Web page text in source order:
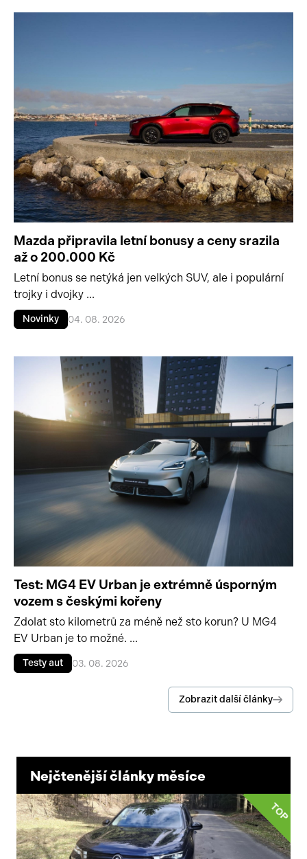
Mazda připravila letní bonusy a ceny srazila
až o 200.000 Kč
Letní bonus se netýká jen velkých SUV, ale i populární
trojky i dvojky ...
Novinky 04. 08. 2026
Test: MG4 EV Urban je extrémně úsporným
vozem s českými kořeny
Zdolat sto kilometrů za méně než sto korun? U MG4
EV Urban je to možné. ...
Testy aut 03. 08. 2026
Zobrazit další články
Nejčtenější články měsíce
TOP